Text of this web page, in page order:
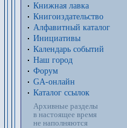
Книжная лавка
Книгоиздательство
Алфавитный каталог
Инициативы
Календарь событий
Наш город
Форум
GA-онлайн
Каталог ссылок
Архивные разделы
в настоящее время
не наполняются